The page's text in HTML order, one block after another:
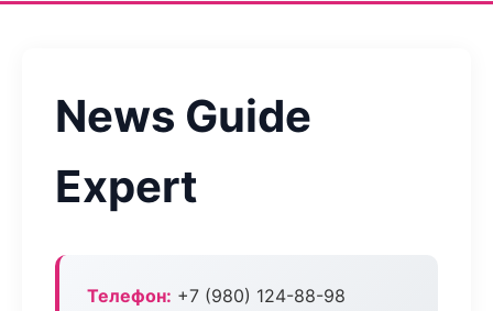
News Guide
Expert
Телефон: +7 (980) 124-88-98